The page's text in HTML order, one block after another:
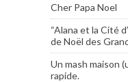
Cher Papa Noel
“Alana et la Cité
de Noël des
Un mash maison
rapide.